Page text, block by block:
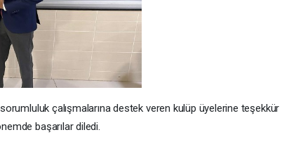
çalışmalarına destek veren kulüp üyelerine teşekkür
başarılar diledi.